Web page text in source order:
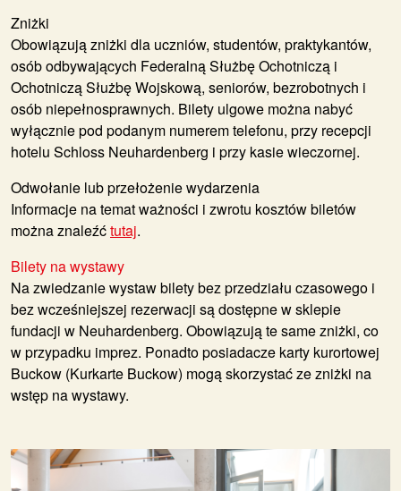
Zniżki
Obowiązują zniżki dla uczniów, studentów, praktykantów,
osób odbywających Federalną Służbę Ochotniczą i
Ochotniczą Służbę Wojskową, seniorów, bezrobotnych i
osób niepełnosprawnych. Bilety ulgowe można nabyć
wyłącznie pod podanym numerem telefonu, przy recepcji
hotelu Schloss Neuhardenberg i przy kasie wieczornej.
Odwołanie lub przełożenie wydarzenia
Informacje na temat ważności i zwrotu kosztów biletów
można znaleźćtutaj.
Bilety na wystawy
Na zwiedzanie wystaw bilety bez przedziału czasowego i
bez wcześniejszej rezerwacji są dostępne w sklepie
fundacji w Neuhardenberg. Obowiązują te same zniżki, co
w przypadku imprez. Ponadto posiadacze karty kurortowej
Buckow (Kurkarte Buckow) mogą skorzystać ze zniżki na
wstęp na wystawy.